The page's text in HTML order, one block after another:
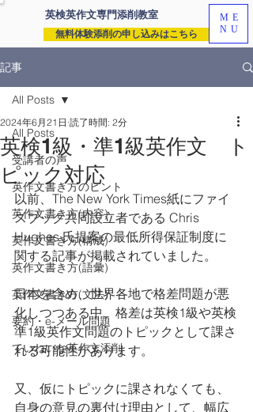
英検英作文専門添削教室
無料体験添削の申し込みはこちら
ME
NU
記事
All Posts
受講者の声
英作文書き方のヒント
英作文書き方(内容)
英作文書き方(構成)
英作文書き方(語彙)
英作文書き方(文法)
要約・e-メール問題
ていねいな英作文添削
All Posts
英検1級・準1級英作文 ト
ピック対応
2024年6月21日 読了時間: 2分
以前、The New York Times紙にファイ
スブック共同設立者である Chris
Hughes 氏提案の最低所得保証制度に
関する記事が掲載されていました。
日本を含め、世界各地で格差問題が悪
化しつつある中、格差は英検1級や英検
準1級英作文問題のトピックとして課さ
れる可能性があります。
又、仮にトピックに課されなくても、
自身の意見の裏付け理由として、幅広